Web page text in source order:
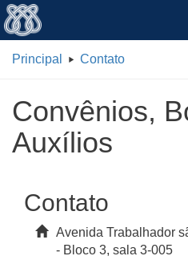
Principal Contato
Convênios,
Auxílios
Contato
Avenida Trabalhador
- Bloco 3, sala 3-005